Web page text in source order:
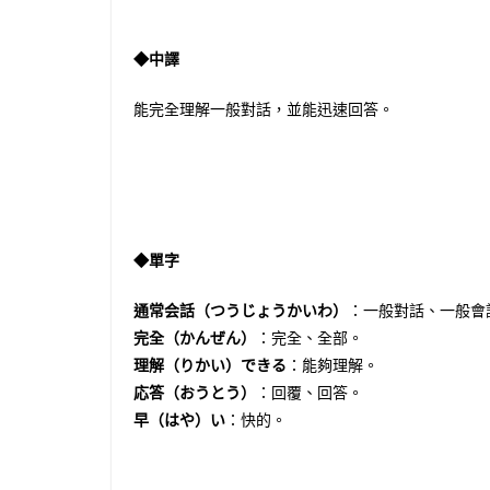
◆中譯
能完全理解一般對話，並能迅速回答。
◆單字
通常会話（つうじょうかいわ）
：一般對話、一般
完全（かんぜん）
：完全、全部。
理解（りかい）できる ：能夠理解。
応答（おうとう）
：回覆、回答。
早（はや）い ：快的。